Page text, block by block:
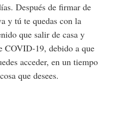
Después de firmar de
y tú te quedas con la
que salir de casa y
COVID-19, debido a que
acceder, en un tiempo
que desees.